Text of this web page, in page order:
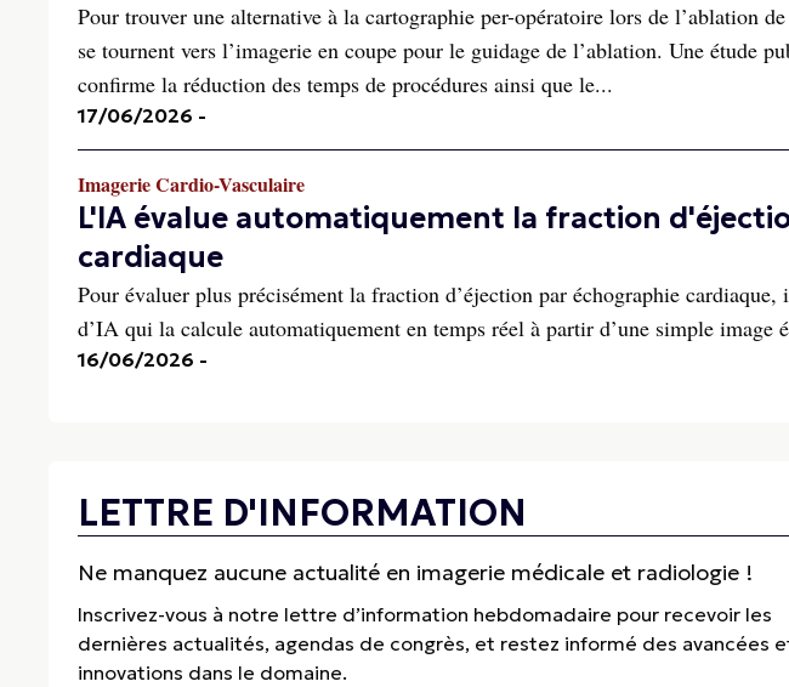
Pour trouver une alternative à la cartographie per-opératoire lors de l’ablation
se tournent vers l’imagerie en coupe pour le guidage de l’ablation. Une étude
confirme la réduction des temps de procédures ainsi que le...
17/06/2026 -
Imagerie Cardio-Vasculaire
L'IA évalue automatiquement la fraction
cardiaque
Pour évaluer plus précisément la fraction d’éjection par échographie
d’IA qui la calcule automatiquement en temps réel à partir d’une simple image
16/06/2026 -
LETTRE D'INFORMATION
Ne manquez aucune actualité en imagerie médicale et radiologie !
Inscrivez-vous à notre lettre d’information hebdomadaire pour recevoir les
dernières actualités, agendas de congrès, et restez informé des avancées
innovations dans le domaine.